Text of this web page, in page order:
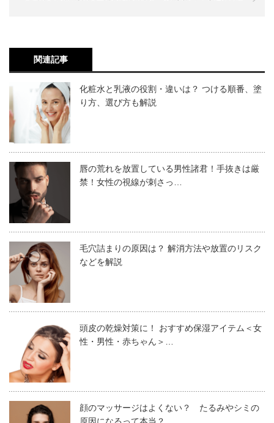
肌のカサカサは、皮膚の表面の水分が少ない状態により生
じます。主な原因としては、以下のようなものがあげられ
ます。
原因①：冷暖房の影響
冬は暖房、夏は冷房と空調設備は容赦なく、肌から水分を
奪っていきます。空調がきいているサロン内では、美容師
だけでなく、お客様もカサカサを訴えてくるかもしれませ
んね。加湿器などを上手く利用して、肌ストレスを感じさ
せない空間を作りましょう。最近は卓上用の加湿器なども
あるため、デスクワークに取り入れてあげると良いです
ね。
関連記事
化粧水と乳液の役割・違いは？ つける順番、塗
り方、選び方も解説
唇の荒れを放置している男性諸君！手抜きは厳
禁！女性の視線が刺さっ…
毛穴詰まりの原因は？ 解消方法や放置のリスク
などを解説
頭皮の乾燥対策に！ おすすめ保湿アイテム＜女
性・男性・赤ちゃん＞…
顔のマッサージはよくない？ たるみやシミの
原因になるって本当？